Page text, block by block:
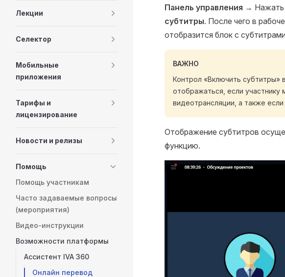
Лекции
Селектор
Мобильные
приложения
Тарифы и
лицензирование
Новости и релизы
Помощь
Помощь участникам
Часто задаваемые вопросы
(мероприятия)
Видео-инструкции
Возможности платформы
Ассистент IVA 360
Онлайн перевод
Панель управления → Нажать
субтитры. После чего в
отобразится блок с
ВАЖНО
Контрол «Включить субтитры»
отображаться, если участнику
видеотрансляции, а также
Отображение субтитров
функцию.